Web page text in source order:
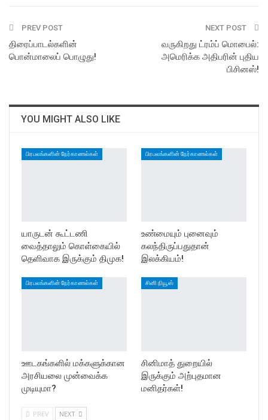
Email
PREV POST
திரைப்பாடல்களின்
பொன்மாலைப் பொழுது!
NEXT POST
வருகிறது ட்ரம்ப் மொபைல்:
அமெரிக்க அதிபரின் புதிய
பிசினஸ்!
YOU MIGHT ALSO LIKE
பிரபலங்களின் நேர்காணல்கள்
யாருடன் கூட்டணி
வைத்தாலும் கொள்கையில்
தெளிவாக இருக்கும் திமுக!
பிரபலங்களின் நேர்காணல்கள்
உண்மையும் புனைவும்
கலந்திருப்பதுதான்
இலக்கியம்!
பிரபலங்களின் நேர்காணல்கள்
ஊடகங்களில் மக்களுக்கான
அரசியலை முன்வைக்க
முடியுமா?
சினி நியூஸ்
சினிமாத் துறையில்
இருக்கும் அற்புதமான
மனிதர்கள்!
PREV NEXT